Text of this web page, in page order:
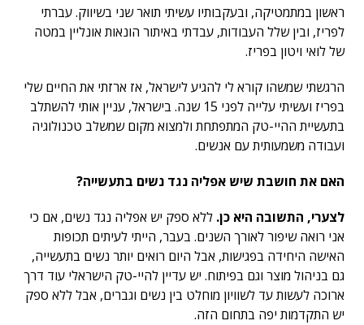
ראשון במתמטיקה, ובעקבותיו עשיתי תואר שני בשיווק. עברתי
לפריז, ובין שלל העבודות, עבדתי באיתור הונאות אונליין במטה
של לואי ויטון בפריז.
הרגשתי שמשהו קורא לי להגיע לישראל, אז ארזתי את החיים שלי
בפריז ועשיתי עלייה לפני 15 שנה. בישראל, עניין אותי להשתלב
בתעשיית ההיי-טק המתפתחת ולמצוא מקום שמשלב טכנולוגיה
ועבודה משמעותית עם אנשים.
האם את חושבת שיש אפליה נגד נשים בתעשייה?
לצערי, התשובה היא כן. ללא ספק יש אפליה נגד נשים, אם כי
אני רואה שיפור לאורך השנים. בעבר, הייתי לעיתים תכופות
האישה היחידה בפגישות, אבל היום רואים יותר נשים בתעשייה,
גם בניהול מוצר וגם בפיתוח. יש עדיין להיי-טק הישראלי עוד דרך
ארוכה לעשות עד לשוויון מוחלט בין נשים וגברים, אבל ללא ספק
יש התקדמות יפה בתחום הזה.